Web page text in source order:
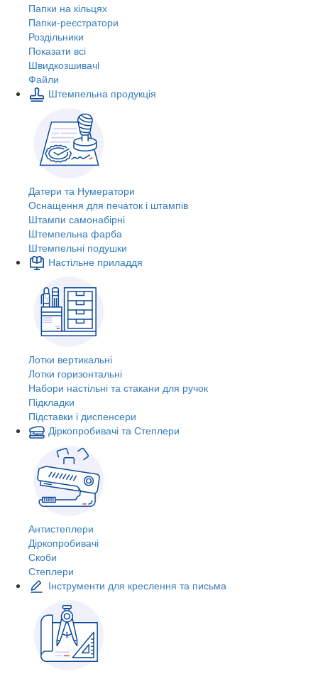
Папки на кільцях
Папки-реєстратори
Роздільники
Показати всі
Швидкозшивачi
Файли
Штемпельна продукція
Датери та Нумератори
Оснащення для печаток і штампів
Штампи самонабірні
Штемпельна фарба
Штемпельні подушки
Настільне приладдя
Лотки вертикальні
Лотки горизонтальні
Набори настільні та стакани для ручок
Підкладки
Підставки і диспенсери
Діркопробивачі та Степлери
Антистеплери
Діркопробивачі
Скоби
Степлери
Інструменти для креслення та письма